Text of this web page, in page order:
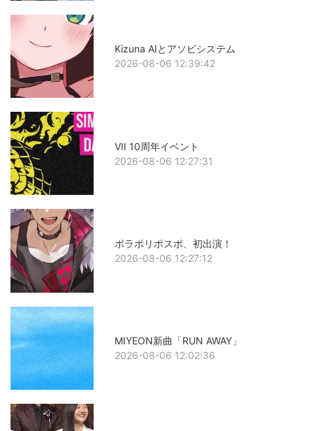
Kizuna AIとアソビシステム
2026-08-06 12:39:42
VII 10周年イベント
2026-08-06 12:27:31
ポラポリポスポ、初出演！
2026-08-06 12:27:12
MIYEON新曲「RUN AWAY」
2026-08-06 12:02:36